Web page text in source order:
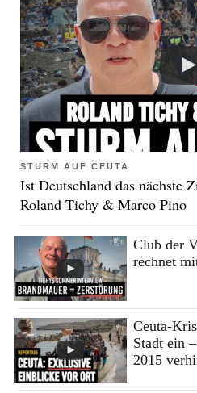
STURM AUF CEUTA
Ist Deutschland das nächste
Roland Tichy & Marco Pino
Club der
rechnet
Ceuta-
Stadt ein
2015